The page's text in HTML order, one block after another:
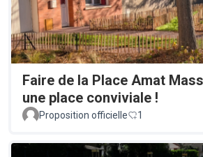
Faire de la Place Amat
une place conviviale !
Proposition officielle 1